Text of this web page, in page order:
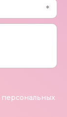
персональных